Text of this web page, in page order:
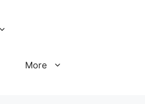
More